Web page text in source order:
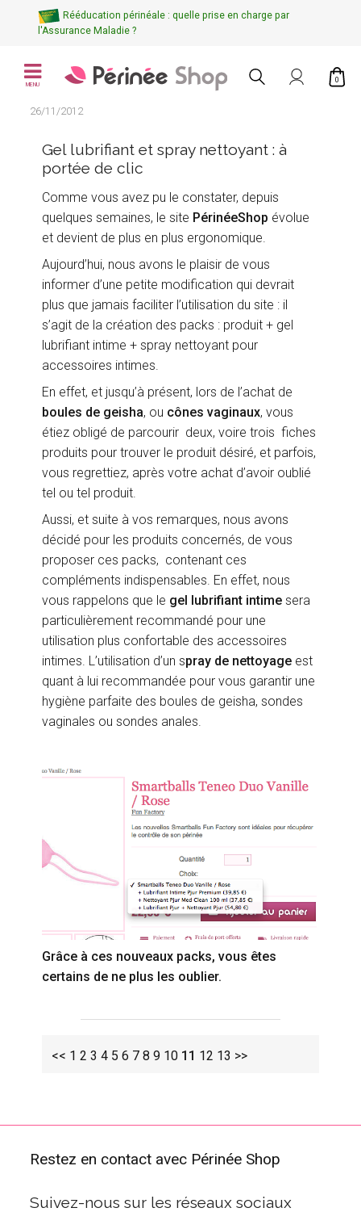
Rééducation périnéale : quelle prise en charge par
l'Assurance Maladie ?
MENU
0
26/11/2012
Gel lubrifiant et spray nettoyant : à
portée de clic
Comme vous avez pu le constater, depuis
quelques semaines, le site PérinéeShop évolue
et devient de plus en plus ergonomique.
Aujourd’hui, nous avons le plaisir de vous
informer d’une petite modification qui devrait
plus que jamais faciliter l’utilisation du site : il
s’agit de la création des packs : produit + gel
lubrifiant intime + spray nettoyant pour
accessoires intimes.
En effet, et jusqu’à présent, lors de l’achat de
boules de geisha, ou cônes vaginaux, vous
étiez obligé de parcourir deux, voire trois fiches
produits pour trouver le produit désiré, et parfois,
vous regrettiez, après votre achat d’avoir oublié
tel ou tel produit.
Aussi, et suite à vos remarques, nous avons
décidé pour les produits concernés, de vous
proposer ces packs, contenant ces
compléments indispensables. En effet, nous
vous rappelons que le gel lubrifiant intime sera
particulièrement recommandé pour une
utilisation plus confortable des accessoires
intimes. L’utilisation d’un spray de nettoyage est
quant à lui recommandée pour vous garantir une
hygiène parfaite des boules de geisha, sondes
vaginales ou sondes anales.
Grâce à ces nouveaux packs, vous êtes
certains de ne plus les oublier.
<< 1 2 3 4 5 6 7 8 9 10 11 12 13 >>
Restez en contact avec Périnée Shop
Suivez-nous sur les réseaux sociaux